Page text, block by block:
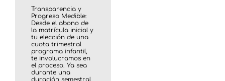
Transparencia y
Progreso Medible:
Desde el abono de
la matrícula inicial y
tu elección de una
cuota trimestral
programa infantil,
te involucramos en
el proceso. Ya sea
durante una
duración semestral